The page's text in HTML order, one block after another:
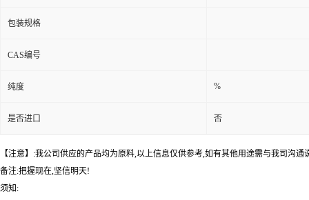
包装规格
CAS编号
纯度 %
是否进口 否
【注意】:我公司供应的产品均为原料,以上信息仅供参考,如有其他用途需与我司沟
备注:把握现在,坚信明天!
须知: